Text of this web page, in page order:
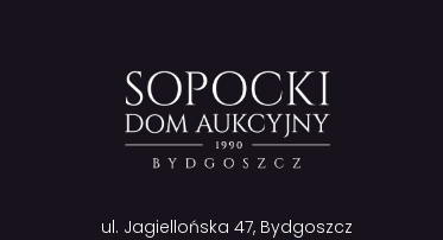
ul. Jagiellońska 47, Bydgoszcz